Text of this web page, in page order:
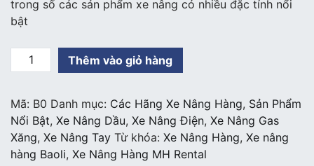
trong số các sản phẩm xe nâng có nhiều đặc tính nổi
bật
nâng
Baoli
số
lượng
Thêm vào giỏ hàng
Mã: B0 Danh mục: Các Hãng Xe Nâng Hàng, Sản Phẩm
Nổi Bật, Xe Nâng Dầu, Xe Nâng Điện, Xe Nâng Gas
Xăng, Xe Nâng Tay Từ khóa: Xe Nâng Hàng, Xe nâng
hàng Baoli, Xe Nâng Hàng MH Rental